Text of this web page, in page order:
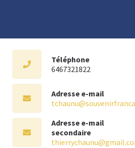
Téléphone
6467321822
Adresse e-mail
Adresse e-mail
secondaire